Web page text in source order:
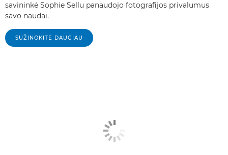
savininkė Sophie Sellu panaudojo fotografijos privalumus
savo naudai.
SUŽINOKITE DAUGIAU